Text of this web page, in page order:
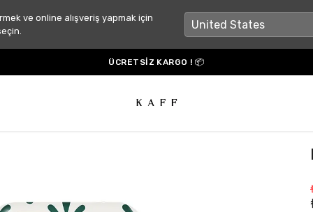
ve online alışveriş yapmak için
ÜCRETSİZ KARGO ! 📦